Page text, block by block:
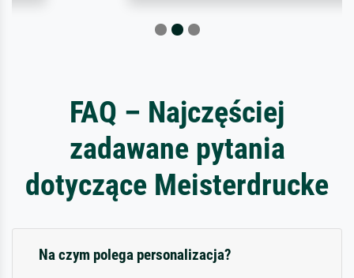
FAQ – Najczęściej
zadawane pytania
dotyczące Meisterdrucke
Na czym polega personalizacja?